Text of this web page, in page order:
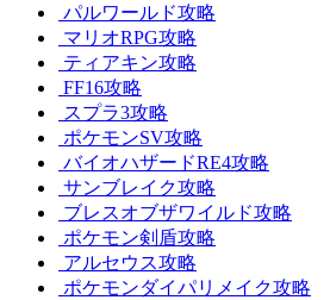
パルワールド攻略
マリオRPG攻略
ティアキン攻略
FF16攻略
スプラ3攻略
ポケモンSV攻略
バイオハザードRE4攻略
サンブレイク攻略
ブレスオブザワイルド攻略
ポケモン剣盾攻略
アルセウス攻略
ポケモンダイパリメイク攻略